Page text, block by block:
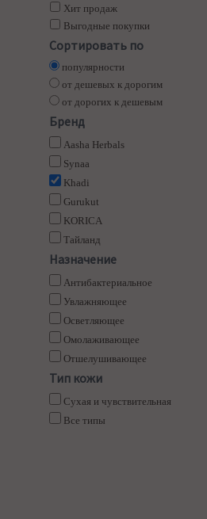
Хит продаж
Выгодные покупки
Сортировать по
популярности
от дешевых к дорогим
от дорогих к дешевым
Бренд
Aasha Herbals
Synaa
Khadi
Gurukut
KORICA
Тайланд
Назначение
Антибактериальное
Увлажняющее
Осветляющее
Омолаживающее
Отшелушивающее
Тип кожи
Сухая и чувствительная
Все типы